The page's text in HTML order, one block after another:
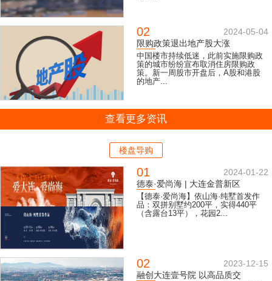
02
2024-05-04
限购政策退出地产股大涨
中国楼市持续低迷，此前实施限购政
策的城市纷纷宣布取消住房限购政
策。新一周股市开盘后，A股和港股
的地产...
查看更多资讯
楼盘导购
01
2024-01-22
德泰·爱尚海 | 大连金普新区
【德泰·爱尚海】依山海·纯墅首发作
品：双拼别墅约200平，实得440平
（含露台13平），花园2...
02
2023-12-15
融创大连壹号院 以高品质交